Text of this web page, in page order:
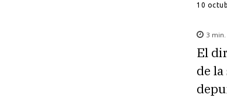
10
3 min.
El
de la